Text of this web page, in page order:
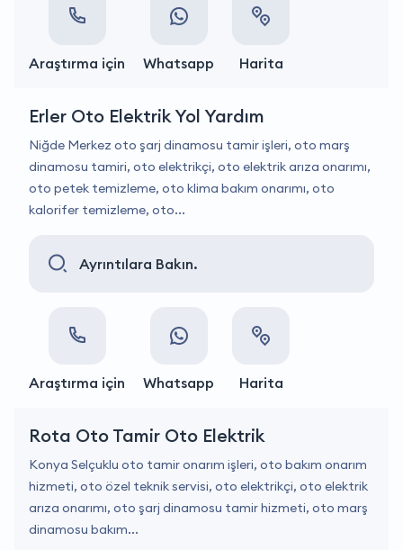
Araştırma için Whatsapp Harita
Erler Oto Elektrik Yol Yardım
Niğde Merkez oto şarj dinamosu tamir işleri, oto marş
dinamosu tamiri, oto elektrikçi, oto elektrik arıza onarımı,
oto petek temizleme, oto klima bakım onarımı, oto
kalorifer temizleme, oto...
Ayrıntılara Bakın.
Araştırma için Whatsapp Harita
Rota Oto Tamir Oto Elektrik
Konya Selçuklu oto tamir onarım işleri, oto bakım onarım
hizmeti, oto özel teknik servisi, oto elektrikçi, oto elektrik
arıza onarımı, oto şarj dinamosu tamir hizmeti, oto marş
dinamosu bakım...